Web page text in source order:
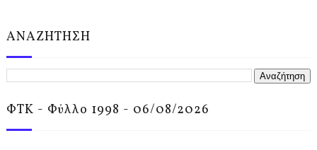
ΑΝΑΖΗΤΗΣΗ
ΦΤΚ - Φύλλο 1998 - 06/08/2026